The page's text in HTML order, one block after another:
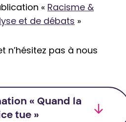
« Racisme &
et de débats »
n’hésitez pas à nous
« Quand la
tue »